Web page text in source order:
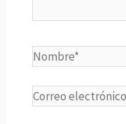
Nombre*
Correo